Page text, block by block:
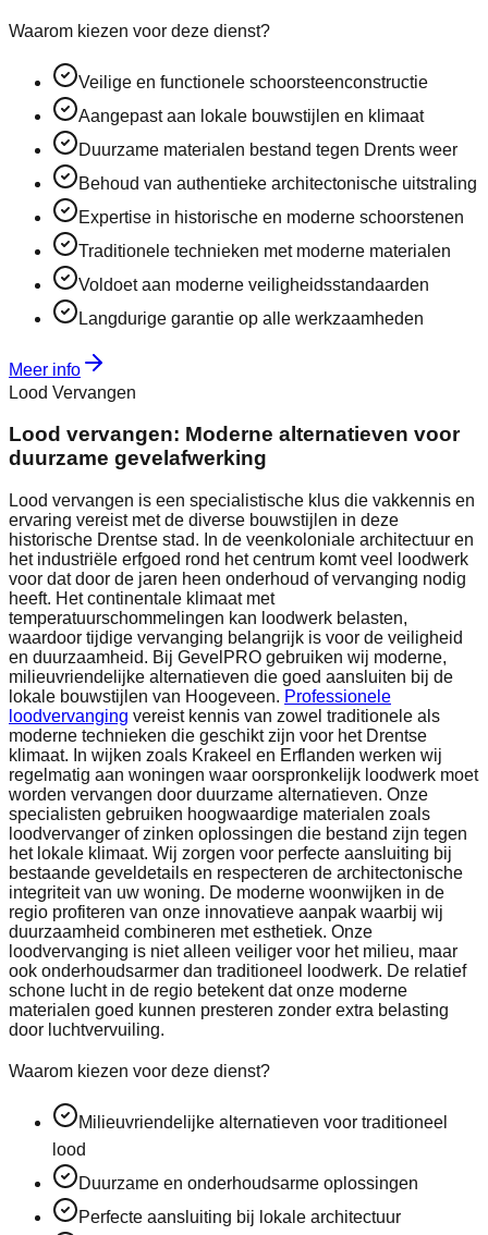
Waarom kiezen voor deze dienst?
Veilige en functionele schoorsteenconstructie
Aangepast aan lokale bouwstijlen en klimaat
Duurzame materialen bestand tegen Drents weer
Behoud van authentieke architectonische uitstraling
Expertise in historische en moderne schoorstenen
Traditionele technieken met moderne materialen
Voldoet aan moderne veiligheidsstandaarden
Langdurige garantie op alle werkzaamheden
Meer info
Lood Vervangen
Lood vervangen: Moderne alternatieven voor
duurzame gevelafwerking
Lood vervangen is een specialistische klus die vakkennis en
ervaring vereist met de diverse bouwstijlen in deze
historische Drentse stad. In de veenkoloniale architectuur en
het industriële erfgoed rond het centrum komt veel loodwerk
voor dat door de jaren heen onderhoud of vervanging nodig
heeft. Het continentale klimaat met
temperatuurschommelingen kan loodwerk belasten,
waardoor tijdige vervanging belangrijk is voor de veiligheid
en duurzaamheid. Bij GevelPRO gebruiken wij moderne,
milieuvriendelijke alternatieven die goed aansluiten bij de
lokale bouwstijlen van Hoogeveen. Professionele
loodvervanging vereist kennis van zowel traditionele als
moderne technieken die geschikt zijn voor het Drentse
klimaat. In wijken zoals Krakeel en Erflanden werken wij
regelmatig aan woningen waar oorspronkelijk loodwerk moet
worden vervangen door duurzame alternatieven. Onze
specialisten gebruiken hoogwaardige materialen zoals
loodvervanger of zinken oplossingen die bestand zijn tegen
het lokale klimaat. Wij zorgen voor perfecte aansluiting bij
bestaande geveldetails en respecteren de architectonische
integriteit van uw woning. De moderne woonwijken in de
regio profiteren van onze innovatieve aanpak waarbij wij
duurzaamheid combineren met esthetiek. Onze
loodvervanging is niet alleen veiliger voor het milieu, maar
ook onderhoudsarmer dan traditioneel loodwerk. De relatief
schone lucht in de regio betekent dat onze moderne
materialen goed kunnen presteren zonder extra belasting
door luchtvervuiling.
Waarom kiezen voor deze dienst?
Milieuvriendelijke alternatieven voor traditioneel
lood
Duurzame en onderhoudsarme oplossingen
Perfecte aansluiting bij lokale architectuur